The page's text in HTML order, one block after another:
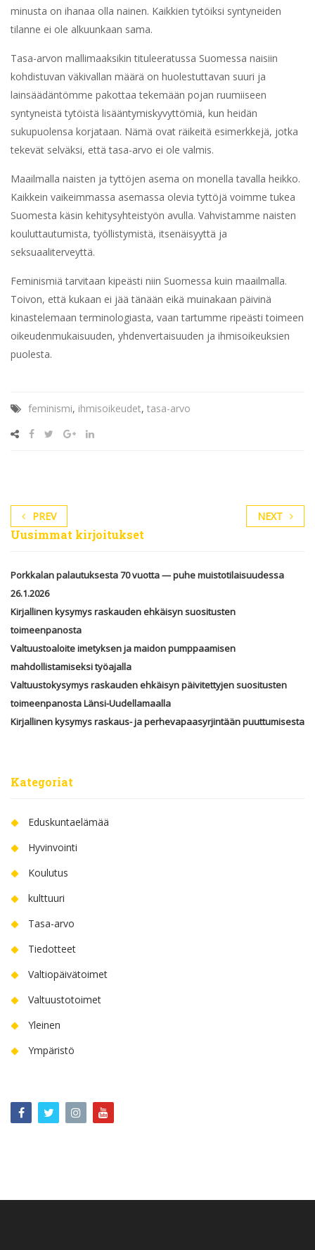
minusta on ihanaa olla nainen. Kaikkien tytöiksi syntyneiden
tilanne ei ole alkuunkaan sama.
Tasa-arvon mallimaaksikin tituleeratussa Suomessa naisiin
kohdistuvan väkivallan määrä on huolestuttavan suuri ja
lainsäädäntömme pakottaa tekemään pojan ruumiiseen
syntyneistä tytöistä lisääntymiskyvyttömiä, kun heidän
sukupuolensa korjataan. Nämä ovat räikeitä esimerkkejä, jotka
tekevät selväksi, että tasa-arvo ei ole valmis.
Maailmalla naisten ja tyttöjen asema on monella tavalla heikko.
Kaikkein vaikeimmassa asemassa olevia tyttöjä voimme tukea
Suomesta käsin kehitysyhteistyön avulla. Vahvistamme naisten
kouluttautumista, työllistymistä, itsenäisyyttä ja
seksuaaliterveyttä.
Feminismiä tarvitaan kipeästi niin Suomessa kuin maailmalla.
Toivon, että kukaan ei jää tänään eikä muinakaan päivinä
kinastelemaan terminologiasta, vaan tartumme ripeästi toimeen
oikeudenmukaisuuden, yhdenvertaisuuden ja ihmisoikeuksien
puolesta.
feminismi, ihmisoikeudet, tasa-arvo
PREV NEXT
Uusimmat kirjoitukset
Porkkalan palautuksesta 70 vuotta — puhe muistotilaisuudessa
26.1.2026
Kirjallinen kysymys raskauden ehkäisyn suositusten
toimeenpanosta
Valtuustoaloite imetyksen ja maidon pumppaamisen
mahdollistamiseksi työajalla
Valtuustokysymys raskauden ehkäisyn päivitettyjen suositusten
toimeenpanosta Länsi-Uudellamaalla
Kirjallinen kysymys raskaus- ja perhevapaasyrjintään puuttumisesta
Kategoriat
Eduskuntaelämää
Hyvinvointi
Koulutus
kulttuuri
Tasa-arvo
Tiedotteet
Valtiopäivätoimet
Valtuustotoimet
Yleinen
Ympäristö